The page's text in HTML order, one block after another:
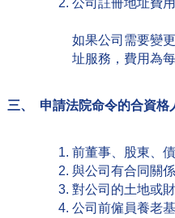
如果公司需要變
址服務，費用為
三、 申請法院命令的合資格
前董事、股東、
與公司有合同關
對公司的土地或
公司前僱員養老